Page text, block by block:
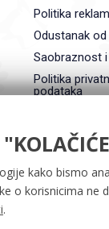
Politika
Odustanak
Saobraznost
Politika
podataka
kako bismo
o korisnicima
.